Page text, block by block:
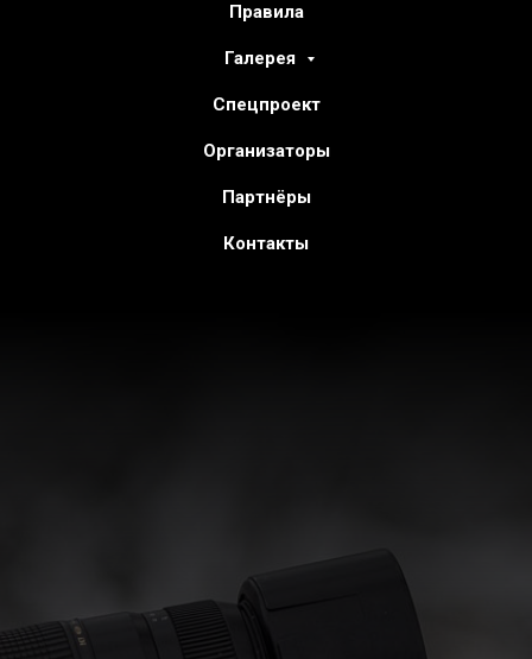
Правила
Галерея
Спецпроект
Организаторы
Партнёры
Контакты